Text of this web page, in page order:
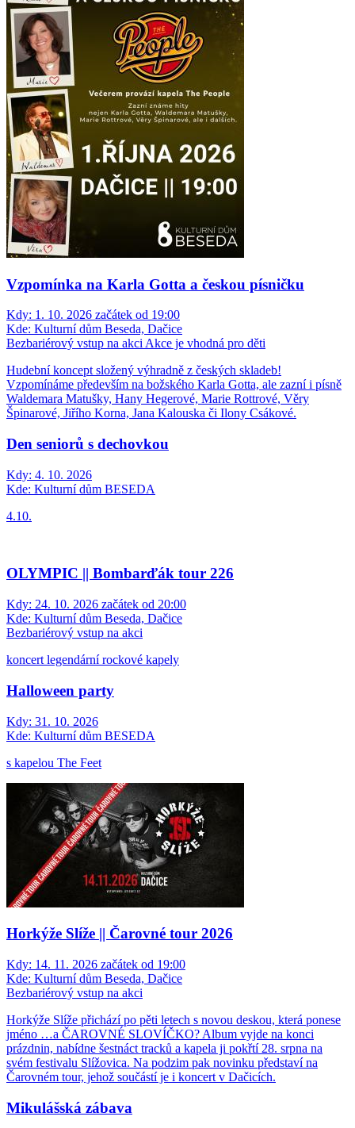
Vzpomínka na Karla Gotta a českou písničku
Kdy: 1. 10. 2026 začátek od 19:00
Kde: Kulturní dům Beseda, Dačice
Bezbariérový vstup na akci Akce je vhodná pro děti
Hudební koncept složený výhradně z českých skladeb!
Vzpomínáme především na božského Karla Gotta, ale zazní i písně
Waldemara Matušky, Hany Hegerové, Marie Rottrové, Věry
Špinarové, Jiřího Korna, Jana Kalouska či Ilony Csákové.
Den seniorů s dechovkou
Kdy: 4. 10. 2026
Kde: Kulturní dům BESEDA
4.10.
OLYMPIC || Bombarďák tour 226
Kdy: 24. 10. 2026 začátek od 20:00
Kde: Kulturní dům Beseda, Dačice
Bezbariérový vstup na akci
koncert legendární rockové kapely
Halloween party
Kdy: 31. 10. 2026
Kde: Kulturní dům BESEDA
s kapelou The Feet
Horkýže Slíže || Čarovné tour 2026
Kdy: 14. 11. 2026 začátek od 19:00
Kde: Kulturní dům Beseda, Dačice
Bezbariérový vstup na akci
Horkýže Slíže přichází po pěti letech s novou deskou, která ponese
jméno …a ČAROVNÉ SLOVÍČKO? Album vyjde na konci
prázdnin, nabídne šestnáct tracků a kapela ji pokřtí 28. srpna na
svém festivalu Slížovica. Na podzim pak novinku představí na
Čarovném tour, jehož součástí je i koncert v Dačicích.
Mikulášská zábava